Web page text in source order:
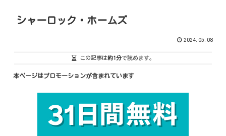
シャーロック・ホームズ
2024.05.08
この記事は約1分で読めます。
本ページはプロモーションが含まれています